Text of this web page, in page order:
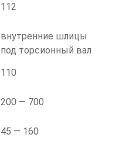
112
внутренние шлицы
под торсионный вал
110
200 — 700
45 — 160